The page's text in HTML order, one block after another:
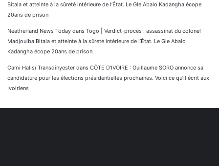
Bitala et atteinte à la sûreté intérieure de l’État. Le Gle Abalo Kadangha écope
20ans de prison
Neatherland News Today dans Togo | Verdict-procès : assassinat du colonel
Madjoulba Bitala et atteinte à la sûreté intérieure de l’État. Le Gle Abalo
Kadangha écope 20ans de prison
Cami Halısı Transdinyester dans CÔTE D’IVOIRE : Guillaume SORO annonce sa
candidature pour les élections présidentielles prochaines. Voici ce qu’il écrit aux
Ivoiriens